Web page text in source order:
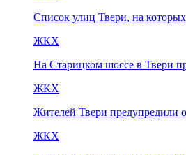
Список улиц Твери, на
ЖКХ
На Старицком шоссе в Твери
ЖКХ
Жителей Твери предупредили
ЖКХ